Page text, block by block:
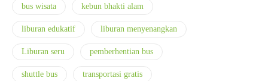
bus wisata kebun bhakti alam
liburan edukatif liburan menyenangkan
Liburan seru pemberhentian bus
shuttle bus transportasi gratis